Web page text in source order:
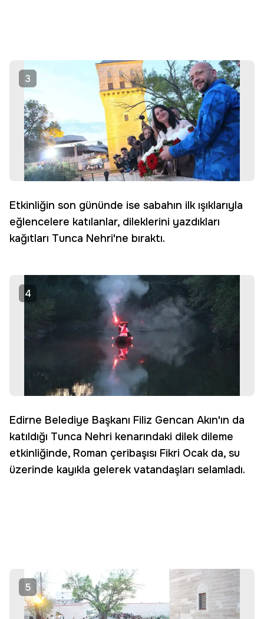
3
Etkinliğin son gününde ise sabahın ilk ışıklarıyla
eğlencelere katılanlar, dileklerini yazdıkları
kağıtları Tunca Nehri'ne bıraktı.
4
Edirne Belediye Başkanı Filiz Gencan Akın'ın da
katıldığı Tunca Nehri kenarındaki dilek dileme
etkinliğinde, Roman çeribaşısı Fikri Ocak da, su
üzerinde kayıkla gelerek vatandaşları selamladı.
5